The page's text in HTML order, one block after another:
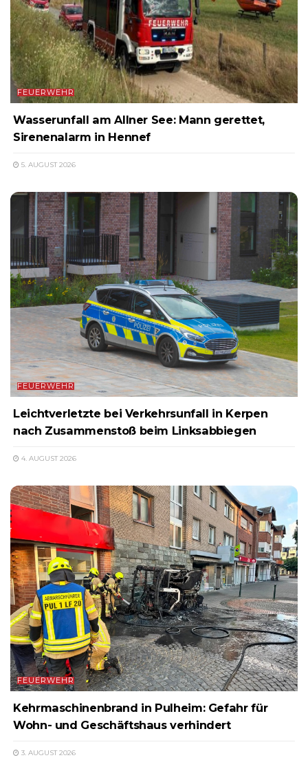
FEUERWEHR
Wasserunfall am Allner See: Mann gerettet,
Sirenenalarm in Hennef
5. AUGUST 2026
FEUERWEHR
Leichtverletzte bei Verkehrsunfall in Kerpen
nach Zusammenstoß beim Linksabbiegen
4. AUGUST 2026
FEUERWEHR
Kehrmaschinenbrand in Pulheim: Gefahr für
Wohn- und Geschäftshaus verhindert
3. AUGUST 2026